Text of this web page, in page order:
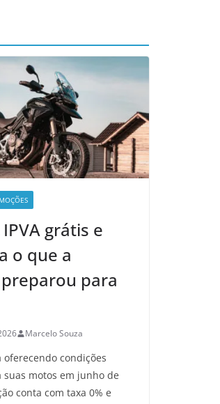
grátis e
o que a
para
Marcelo Souza
condições
suas motos em junho de
conta com taxa 0% e